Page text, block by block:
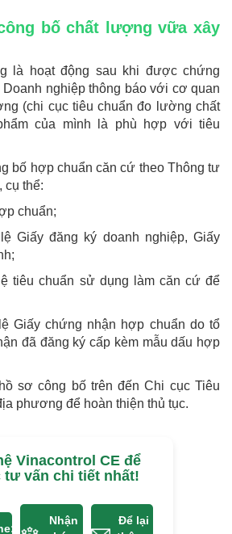
bố chất lượng vữa xây
là hoạt động sau khi được chứng
nghiệp thông báo với cơ quan
(chi cục tiêu chuẩn đo lường chất
của mình là phù hợp với tiêu
bố hợp chuẩn căn cứ theo Thông tư
cụ thể:
chuẩn;
Giấy đăng ký doanh nghiệp, Giấy
tiêu chuẩn sử dụng làm căn cứ để
Giấy chứng nhận hợp chuẩn do tổ
đã đăng ký cấp kèm mẫu dấu hợp
sơ công bố trên đến Chi cục Tiêu
phương để hoàn thiện thủ tục.
Vinacontrol CE để
vấn chi tiết nhất!
Nhận
Để lại